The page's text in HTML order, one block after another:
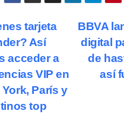
BBVA
digital
de
así
tarjeta
Así
acceder a
VIP en
París y
top